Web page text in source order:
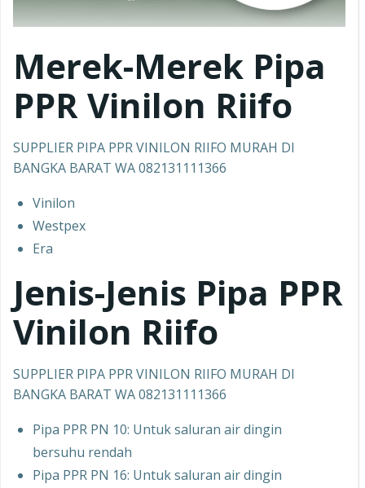
Merek-Merek Pipa
PPRVinilon Riifo
SUPPLIER PIPA PPR VINILON RIIFO MURAH DI
BANGKA BARAT WA 082131111366
Vinilon
Westpex
Era
Jenis-Jenis Pipa PPR
Vinilon Riifo
SUPPLIER PIPA PPR VINILON RIIFO MURAH DI
BANGKA BARAT WA 082131111366
Pipa PPR PN 10: Untuk saluran air dingin
bersuhu rendah
Pipa PPR PN 16: Untuk saluran air dingin